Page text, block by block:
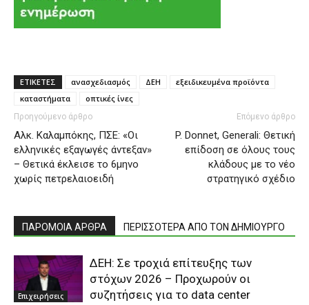
ΕΤΙΚΕΤΕΣ ανασχεδιασμός ΔΕΗ
εξειδικευμένα προϊόντα
καταστήματα
οπτικές ίνες
Προηγούμενο άρθρο
Αλκ. Καλαμπόκης, ΠΣΕ: «Οι
ελληνικές εξαγωγές άντεξαν»
– Θετικά έκλεισε το 6μηνο
χωρίς πετρελαιοειδή
Επόμενο άρθρο
P. Donnet, Generali: Θετική
επίδοση σε όλους τους
κλάδους με το νέο
στρατηγικό σχέδιο
ΠΑΡΟΜΟΙΑ ΑΡΘΡΑ ΠΕΡΙΣΣΟΤΕΡΑ ΑΠΟ ΤΟΝ ΔΗΜΙΟΥΡΓΟ
Επιχειρήσεις
ΔΕΗ: Σε τροχιά επίτευξης των
στόχων 2026 – Προχωρούν οι
συζητήσεις για το data center